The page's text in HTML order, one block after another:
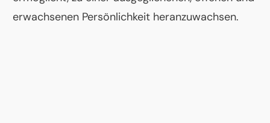
erwachsenen Persönlichkeit heranzuwachsen.